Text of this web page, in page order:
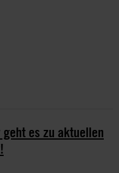
es zu aktuellen